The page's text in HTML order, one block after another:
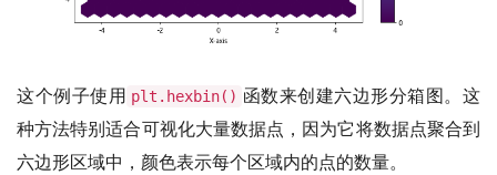
这个例子使用 plt.hexbin() 函数来创建六边形分箱图。这
种方法特别适合可视化大量数据点，因为它将数据点聚合到
六边形区域中，颜色表示每个区域内的点的数量。